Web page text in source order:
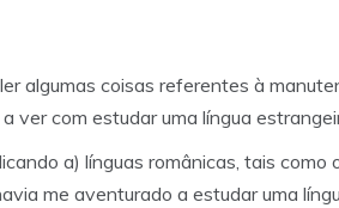
algumas coisas referentes à
ver com estudar uma língua
a) línguas românicas, tais como
me aventurado a estudar uma